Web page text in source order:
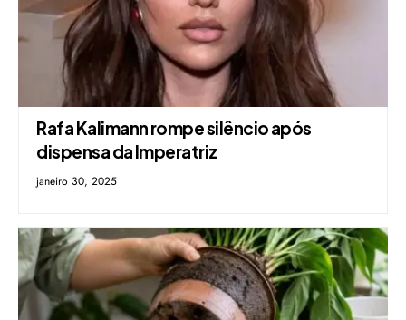
Rafa Kalimann rompe silêncio após
dispensa da Imperatriz
janeiro 30, 2025